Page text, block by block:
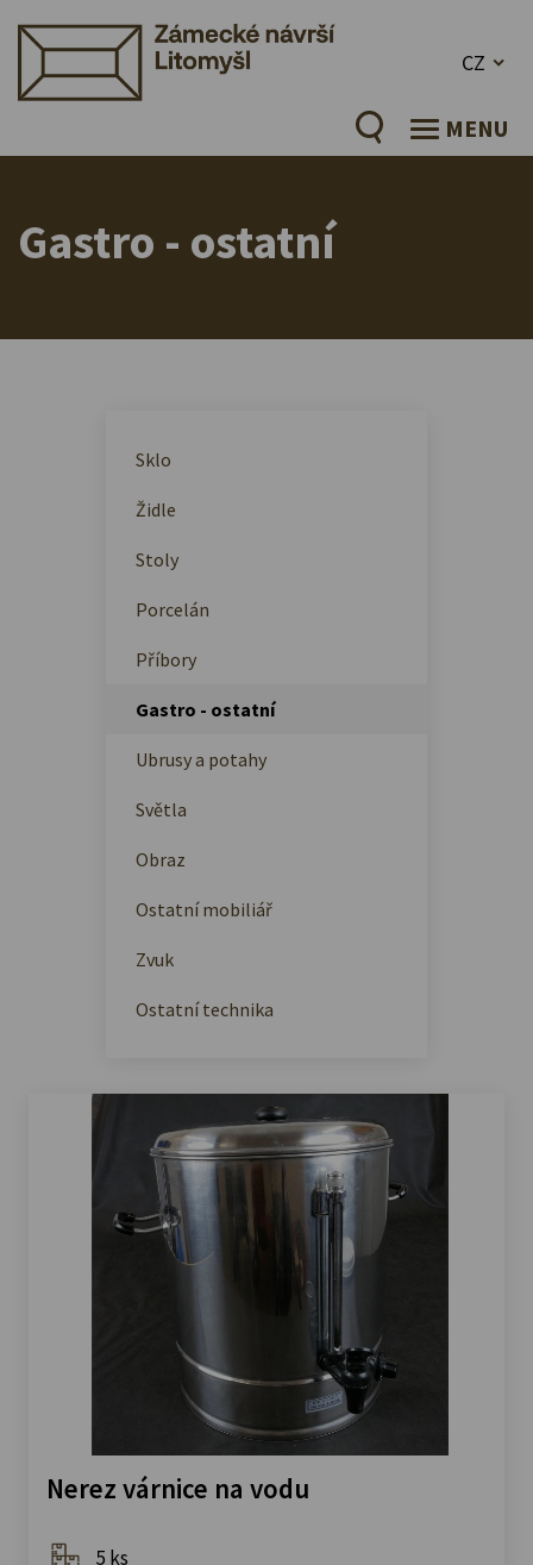
CZ
MENU
Gastro - ostatní
Sklo
Židle
Stoly
Porcelán
Příbory
Gastro - ostatní
Ubrusy a potahy
Světla
Obraz
Ostatní mobiliář
Zvuk
Ostatní technika
Nerez várnice na vodu
5 ks